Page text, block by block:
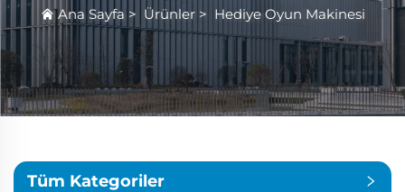
Ana Sayfa > Ürünler> Hediye Oyun Makinesi
Tüm Kategoriler